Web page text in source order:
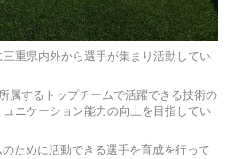
重県内外から選手が集まり活動してい
属するトップチームで活躍できる技術の
ニケーション能力の向上を目指してい
のために活動できる選手を育成を行って